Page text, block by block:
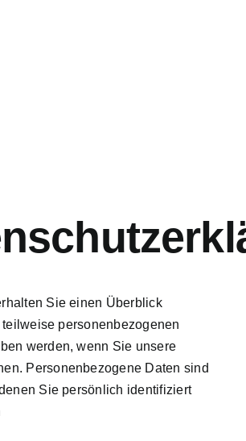
Jetzt
Sie einen Überblick
personenbezogenen
werden, wenn Sie unsere
Personenbezogene Daten sind
Sie persönlich identifiziert